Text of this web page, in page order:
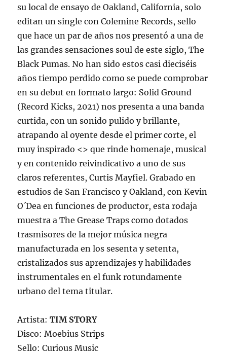
su local de ensayo de Oakland, California, solo
editan un single con Colemine Records, sello
que hace un par de años nos presentó a una de
las grandes sensaciones soul de este siglo, The
Black Pumas. No han sido estos casi dieciséis
años tiempo perdido como se puede comprobar
en su debut en formato largo: Solid Ground
(Record Kicks, 2021) nos presenta a una banda
curtida, con un sonido pulido y brillante,
atrapando al oyente desde el primer corte, el
muy inspirado <> que rinde homenaje, musical
y en contenido reivindicativo a uno de sus
claros referentes, Curtis Mayfiel. Grabado en
estudios de San Francisco y Oakland, con Kevin
O´Dea en funciones de productor, esta rodaja
muestra a The Grease Traps como dotados
trasmisores de la mejor música negra
manufacturada en los sesenta y setenta,
cristalizados sus aprendizajes y habilidades
instrumentales en el funk rotundamente
urbano del tema titular.
Artista:TIM STORY
Disco: Moebius Strips
Sello: Curious Music